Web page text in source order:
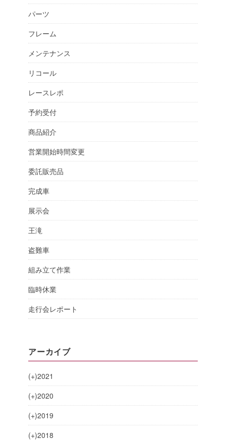
パーツ
フレーム
メンテナンス
リコール
レースレポ
予約受付
商品紹介
営業開始時間変更
委託販売品
完成車
展示会
王滝
盗難車
組み立て作業
臨時休業
走行会レポート
アーカイブ
(+)2021
(+)2020
(+)2019
(+)2018